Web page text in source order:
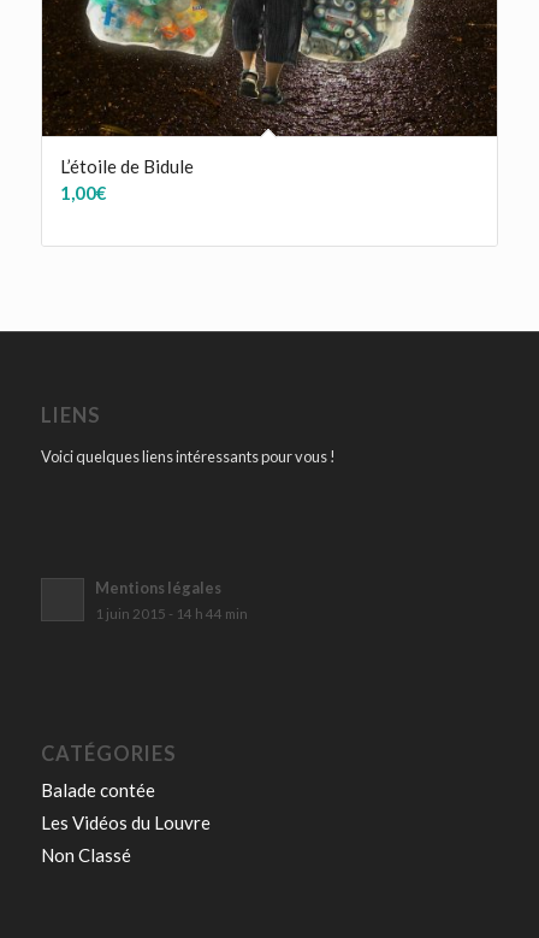
L’étoile de Bidule
1,00€
LIENS
Voici quelques liens intéressants pour vous !
Mentions légales
1 juin 2015 - 14 h 44 min
CATÉGORIES
Balade contée
Les Vidéos du Louvre
Non Classé